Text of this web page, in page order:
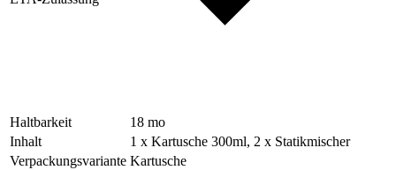
Haltbarkeit 18 mo
Inhalt
1 x Kartusche 300ml, 2 x Statikmischer
Verpackungsvariante Kartusche